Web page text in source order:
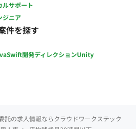
ルサポート
ジニア
件を探す
Swift開発ディレクションUnity
託の求人情報ならクラウドワークステック